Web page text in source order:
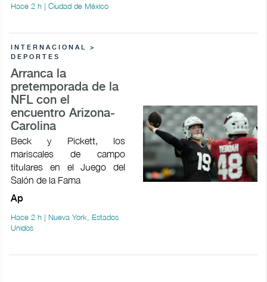
Hace 2 h | Ciudad de México
INTERNACIONAL >
DEPORTES
Arranca la
pretemporada de la
NFL con el
encuentro Arizona-
Carolina
Beck y Pickett, los
mariscales de campo
titulares en el Juego del
Salón de la Fama
Ap
Hace 2 h | Nueva York, Estados
Unidos